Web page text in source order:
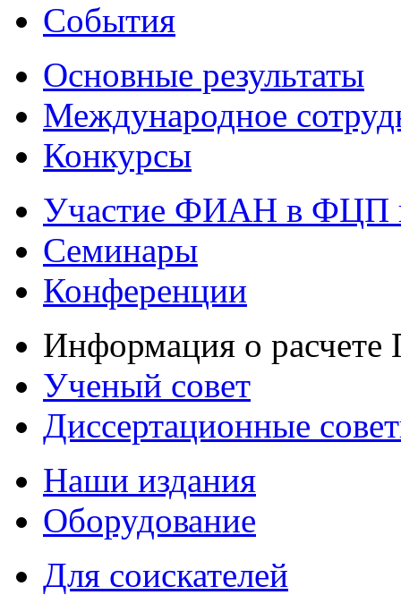
События
Основные результаты
Международное
Конкурсы
Участие ФИАН в ФЦП
Семинары
Конференции
Информация о
Ученый совет
Диссертационные
Наши издания
Оборудование
Для соискателей